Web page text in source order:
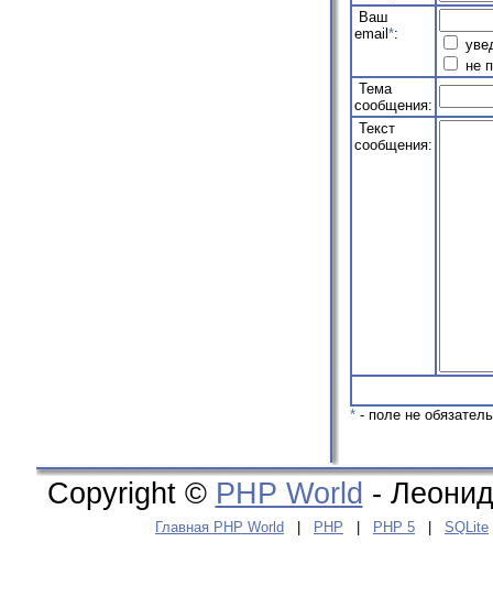
Ваш
email *:
не
Тема
сообщения:
Текст
сообщения:
* - поле не
Copyright © PHP World -
Главная PHP World PHP PHP 5 SQLite